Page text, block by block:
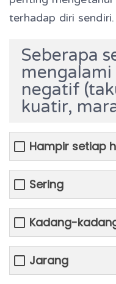
terhadap diri
Seberapa
mengalami
negatif
kuatir,
Hampir setiap
Sering
Kadang-
Jarang